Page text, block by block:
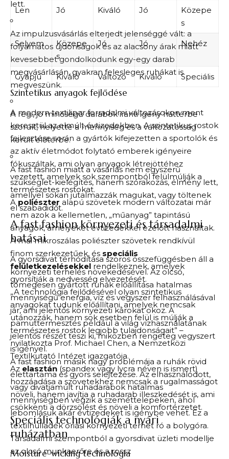
lett.
Az impulzusvásárlás elterjedt jelenséggé vált: a
folyamatos újdonságok és az alacsony árak miatt
kevesebbet gondolkodunk egy-egy darab
megvásárlásán, gyakran felesleges ruhákat is
megveszünk.
A régi, jó minőségű darabok iránti igény háttérbe
szorult, helyette a mennyiség és a változatosság
került előtérbe.
A fast fashion miatt a vásárlás nem egyszerű
szükséglet-kielégítés, hanem szórakozás, élmény lett,
amellyel sokan jutalmazzák magukat, vagy töltenek
el szabadidőt.
A fast fashion környezeti és társadalmi
hatásai
A gyorsdivat térhódítása szoros összefüggésben áll a
környezeti terhelés növekedésével. Az olcsó,
tömegesen gyártott ruhák előállítása hatalmas
mennyiségű energia, víz és vegyszer felhasználásával
jár, ami jelentős környezeti károkat okoz. A
pamuttermesztés például a világ vízhasználatának
jelentős részét teszi ki, miközben rengeteg vegyszert
is igényel.
A fast fashion másik nagy problémája a ruhák rövid
élettartama és gyors selejtezése. Az elhasználódott,
vagy divatjamúlt ruhadarabok hatalmas
mennyiségben végzik a szeméttelepeken, ahol
lebomlásuk akár évtizedeket is igénybe vehet. Ez a
textilhulladék óriási környezeti terhet ró a bolygóra.
Társadalmi szempontból a gyorsdivat üzleti modellje
az olcsó munkaerőre és a rossz
Len Jó Kiváló Jó
Közepe
s
Selyem
Közepe
s
Jó Jó Nehéz
Gyapjú Kiváló Változó Kiváló Speciális
Szintetikus anyagok fejlődése
A modern textilipar forradalmi változásokon ment
keresztül az elmúlt évtizedekben. A szintetikus rostok
fejlesztése során a gyártók kifejezetten a sportolók és
az aktív életmódot folytató emberek igényeire
fókuszáltak, ami olyan anyagok létrejöttéhez
vezetett, amelyek sok szempontból felülmúlják a
természetes rostokat.
A poliészter alapú szövetek modern változatai már
nem azok a kellemetlen, „műanyag” tapintású
anyagok, amelyeket évtizedekkel ezelőtt használtak.
A mai mikroszálas poliészter szövetek rendkívül
finom szerkezetűek, és speciális
felületkezelésekkel rendelkeznek, amelyek
gyorsítják a nedvesség elvezetését.
„A technológia fejlődésével olyan szintetikus
anyagokat tudunk előállítani, amelyek nemcsak
utánozzák, hanem sok esetben felül is múlják a
természetes rostok legjobb tulajdonságait” –
nyilatkozta Prof. Michael Chen, a Nemzetközi
Textilkutató Intézet igazgatója.
Az elasztán (spandex vagy lycra néven is ismert)
hozzáadása a szövetekhez nemcsak a rugalmasságot
növeli, hanem javítja a ruhadarab illeszkedését is, ami
csökkenti a dörzsölést és növeli a komfortérzetet.
Speciális technológiák a nyári
ruházatban
Moisture-wicking technológia